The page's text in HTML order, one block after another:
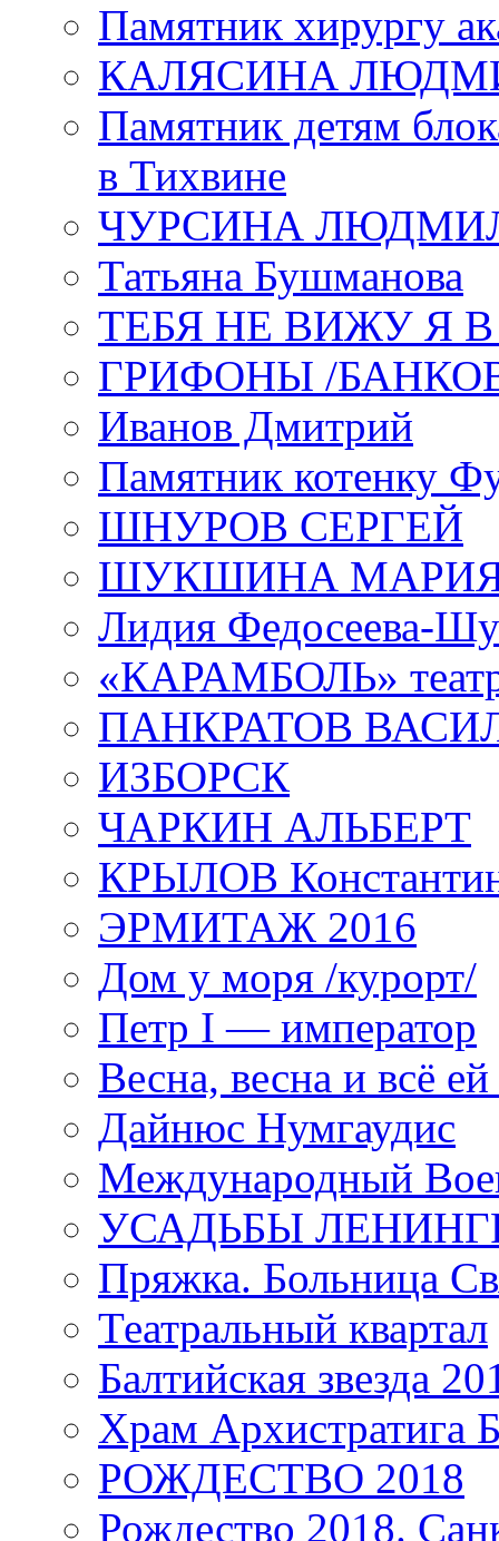
Памятник хирургу
КАЛЯСИНА
Памятник детям
в Тихвине
ЧУРСИНА
Татьяна Бушманова
ТЕБЯ НЕ ВИЖУ Я
ГРИФОНЫ /
Иванов Дмитрий
Памятник котенку
ШНУРОВ СЕРГЕЙ
ШУКШИНА
Лидия Федосеева-
«КАРАМБОЛЬ»
ПАНКРАТОВ
ИЗБОРСК
ЧАРКИН АЛЬБЕРТ
КРЫЛОВ
ЭРМИТАЖ 2016
Дом у моря /курорт/
Петр I — император
Весна, весна и всё
Дайнюс Нумгаудис
Международный
УСАДЬБЫ
Пряжка. Больница
Театральный квартал
Балтийская звезда
Храм
РОЖДЕСТВО 2018
Рождество 2018.